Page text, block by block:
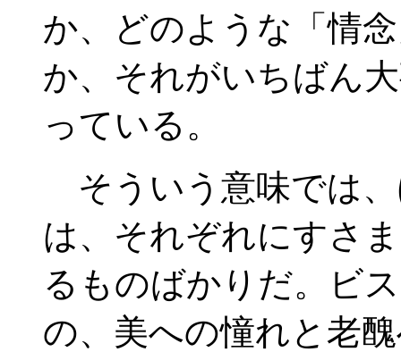
か、どのような「情
か、それがいちばん
っている。
そういう意味では
は、それぞれにすさ
るものばかりだ。ビ
の、美への憧れと老